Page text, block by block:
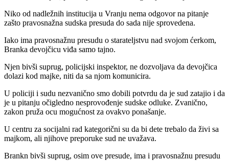
Niko od nadležnih institucija u Vranju nema odgovor na pitanje
zašto pravosnažna sudska presuda do sada nije sprovedena.
Iako ima pravosnažnu presudu o starateljstvu nad svojom ćerkom,
Branka devojčicu viđa samo tajno.
Njen bivši suprug, policijski inspektor, ne dozvoljava da devojčica
dolazi kod majke, niti da sa njom komunicira.
U policiji i sudu nezvanično smo dobili potvrdu da je sud zatajio i da
je u pitanju očigledno nesprovođenje sudske odluke. Zvanično,
zakon pruža ocu mogućnost za ovakvo ponašanje.
U centru za socijalni rad kategorični su da bi dete trebalo da živi sa
majkom, ali njihove preporuke sud ne uvažava.
Brankn bivši suprug, osim ove presude, ima i pravosnažnu presudu